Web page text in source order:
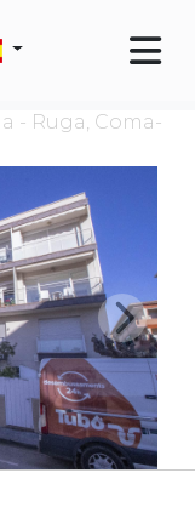
- Ruga, Coma-